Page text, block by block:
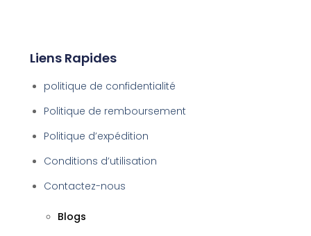
Liens Rapides
politique de confidentialité
Politique de remboursement
Politique d’expédition
Conditions d’utilisation
Contactez-nous
Blogs